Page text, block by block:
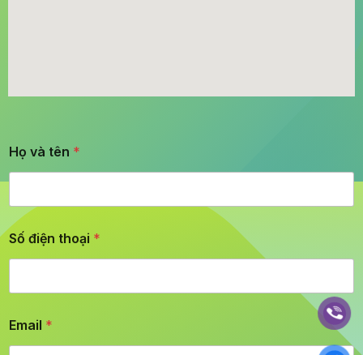
Họ và tên *
Số điện thoại *
Email *